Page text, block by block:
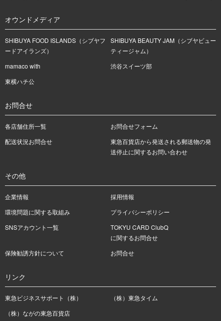
オウンドメディア
SHIBUYA FOOD ISLANDS（シブヤフ
ードアイランズ）
SHIBUYA BEAUTY JAM（シブヤビュー
ティージャム）
mamaco with
渋谷スイーツ部
東横ハチ公
お問合せ
各店舗住所一覧
お問合せフォーム
配送状況お問合せ
東急百貨店から発送される郵送物の発
送停止に関するお問い合わせ
その他
企業情報
採用情報
環境問題に関する取組み
プライバシーポリシー
SNSアカウント一覧
TOKYU CARD ClubQ
に関するお問合せ
保険勧誘方針について
お問合せ
リンク
東急ビジネスサポート（株）
（株）東急タイム
（株）ながの東急百貨店